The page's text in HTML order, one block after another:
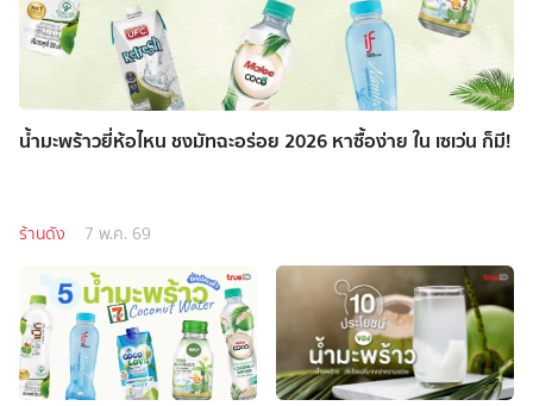
น้ำมะพร้าวยี่ห้อไหน ชงมัทฉะอร่อย 2026 หาซื้อง่าย ใน เซเว่น ก็มี!
ร้านดัง 7 พ.ค. 69